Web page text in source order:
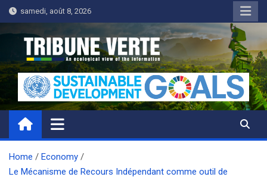
Skip
to
content
samedi, août 8, 2026
Tribune Verte
Un regard écologique de l'information
Home
Economy
Le Mécanisme de Recours Indépendant comme outil de